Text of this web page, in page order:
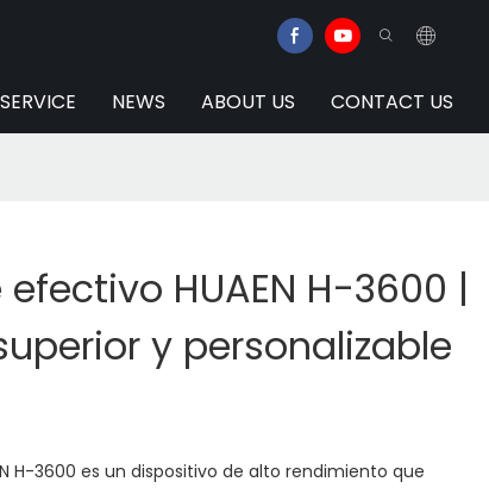
SERVICE NEWS ABOUT US CONTACT US
HUAEN H-3600 |
y personalizable
H-3600 es un dispositivo de alto rendimiento que